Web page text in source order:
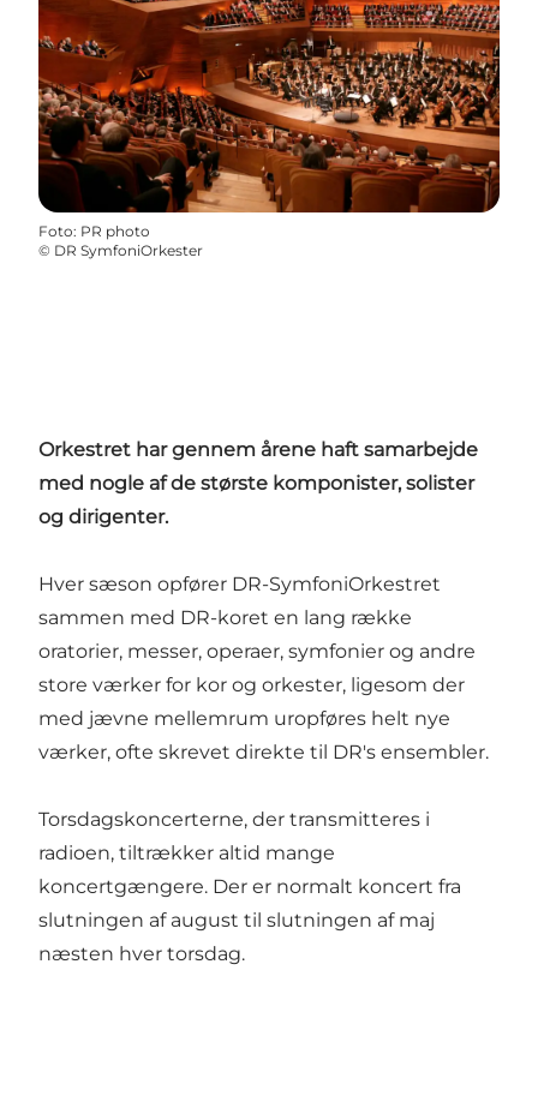
Foto: PR photo
© DR SymfoniOrkester
Orkestret har gennem årene haft samarbejde
med nogle af de største komponister, solister
og dirigenter.
Hver sæson opfører DR-SymfoniOrkestret
sammen med DR-koret en lang række
oratorier, messer, operaer, symfonier og andre
store værker for kor og orkester, ligesom der
med jævne mellemrum uropføres helt nye
værker, ofte skrevet direkte til DR's ensembler.
Torsdagskoncerterne, der transmitteres i
radioen, tiltrækker altid mange
koncertgængere. Der er normalt koncert fra
slutningen af august til slutningen af maj
næsten hver torsdag.